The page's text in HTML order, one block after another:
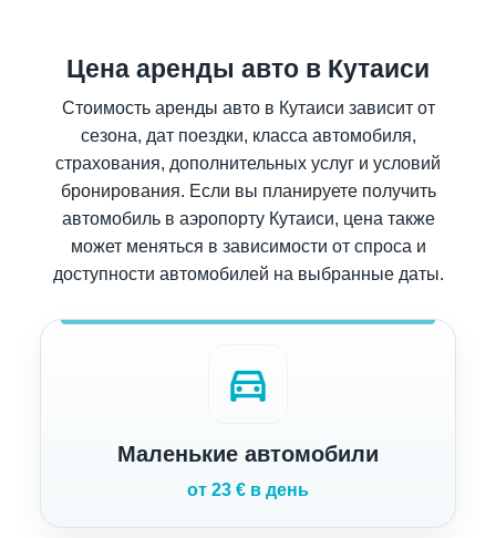
Цена аренды авто в Кутаиси
Стоимость аренды авто в Кутаиси зависит от
сезона, дат поездки, класса автомобиля,
страхования, дополнительных услуг и условий
бронирования. Если вы планируете получить
автомобиль в аэропорту Кутаиси, цена также
может меняться в зависимости от спроса и
доступности автомобилей на выбранные даты.
directions_car
Маленькие автомобили
от 23 € в день